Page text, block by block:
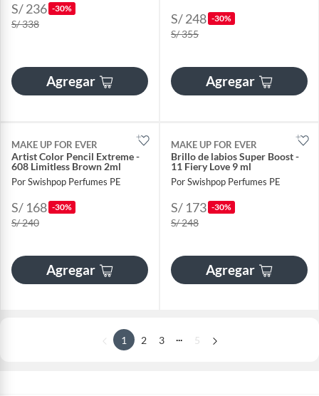
S/ 236 -30%
S/ 338
Agregar
S/ 248 -30%
S/ 355
Agregar
MAKE UP FOR EVER
Artist Color Pencil Extreme -
608 Limitless Brown 2ml
Por Swishpop Perfumes PE
S/ 168 -30%
S/ 240
Agregar
MAKE UP FOR EVER
Brillo de labios Super Boost -
11 Fiery Love 9 ml
Por Swishpop Perfumes PE
S/ 173 -30%
S/ 248
Agregar
1 2 3 ... 5